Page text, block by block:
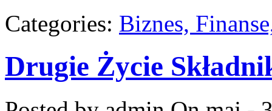
Categories: Biznes,
Drugie Życie